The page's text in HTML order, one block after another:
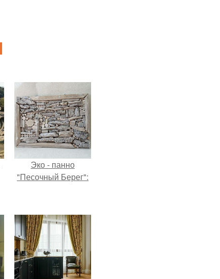
Эко - панно
"Песочный Берег":